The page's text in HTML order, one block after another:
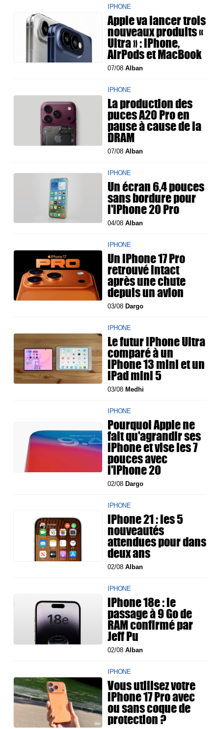
IPHONE
Apple va lancer trois
nouveaux produits «
Ultra » : iPhone,
AirPods et MacBook
07/08Alban
IPHONE
La production des
puces A20 Pro en
pause à cause de la
DRAM
07/08Alban
IPHONE
Un écran 6,4 pouces
sans bordure pour
l'iPhone 20 Pro
04/08Alban
IPHONE
Un iPhone 17 Pro
retrouvé intact
après une chute
depuis un avion
03/08 Dargo
IPHONE
Le futur iPhone Ultra
comparé à un
iPhone 13 mini et un
iPad mini 5
03/08 Medhi
IPHONE
Pourquoi Apple ne
fait qu'agrandir ses
iPhone et vise les 7
pouces avec
l'iPhone 20
02/08 Dargo
IPHONE
iPhone 21 : les 5
nouveautés
attendues pour dans
deux ans
02/08Alban
IPHONE
iPhone 18e : le
passage à 9 Go de
RAM confirmé par
Jeff Pu
02/08Alban
IPHONE
Vous utilisez votre
iPhone 17 Pro avec
ou sans coque de
protection ?